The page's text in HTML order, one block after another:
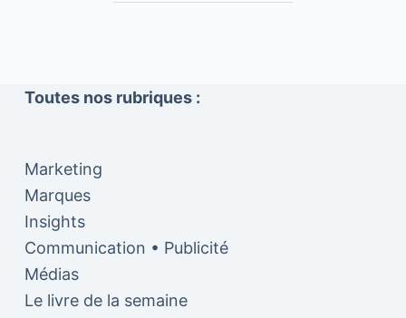
Toutes nos rubriques :
Marketing
Marques
Insights
Communication • Publicité
Médias
Le livre de la semaine